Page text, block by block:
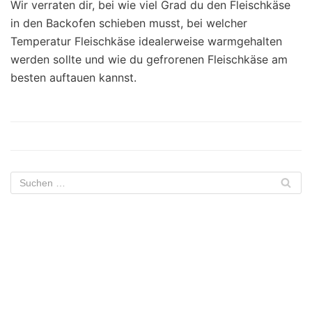
Wir verraten dir, bei wie viel Grad du den Fleischkäse
in den Backofen schieben musst, bei welcher
Temperatur Fleischkäse idealerweise warmgehalten
werden sollte und wie du gefrorenen Fleischkäse am
besten auftauen kannst.